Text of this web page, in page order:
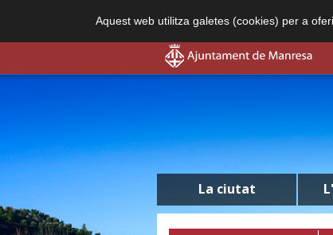
Aquest web utilitza galetes (cookies) per a
La ciutat